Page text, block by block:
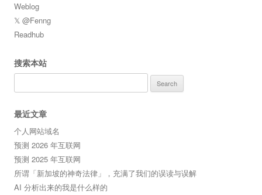
Weblog
𝕏 @Fenng
Readhub
搜索本站
for:
最近文章
个人网站域名
预测 2026 年互联网
预测 2025 年互联网
所谓「新加坡的神奇法律」，充满了我们的误读与误解
AI 分析出来的我是什么样的